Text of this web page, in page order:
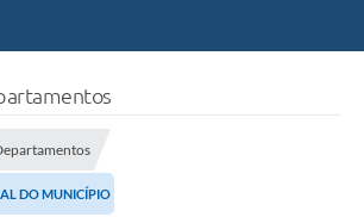
DO MUNICÍPIO